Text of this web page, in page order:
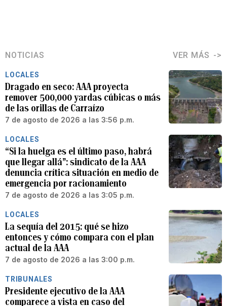
NOTICIAS VER MÁS
LOCALES
Dragado en seco: AAA proyecta
remover 500,000 yardas cúbicas o más
de las orillas de Carraízo
7 de agosto de 2026 a las 3:56 p.m.
LOCALES
“Si la huelga es el último paso, habrá
que llegar allá”: sindicato de la AAA
denuncia crítica situación en medio de
emergencia por racionamiento
7 de agosto de 2026 a las 3:05 p.m.
LOCALES
La sequía del 2015: qué se hizo
entonces y cómo compara con el plan
actual de la AAA
7 de agosto de 2026 a las 3:00 p.m.
TRIBUNALES
Presidente ejecutivo de la AAA
comparece a vista en caso del